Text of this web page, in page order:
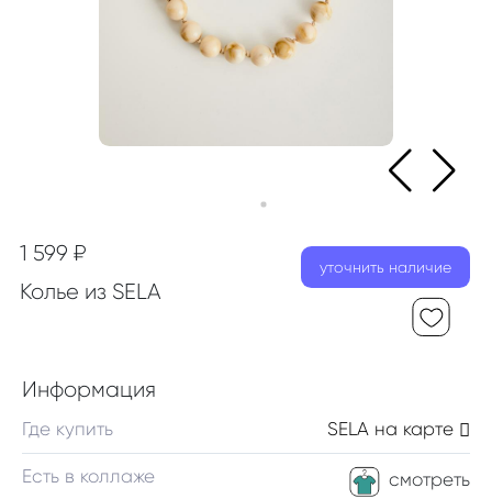
1 599 ₽
Колье из SELA
уточнить наличие
Информация
SELA на карте
Где купить
смотреть
Есть в коллаже